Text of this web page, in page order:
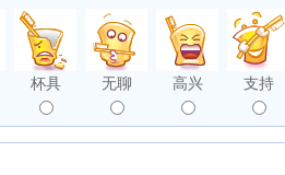
杯具 无聊 高兴 支持